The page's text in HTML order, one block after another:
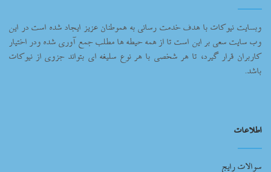
وبسایت نیوکات با هدف خدمت رسانی به هموطنان عزیز ایجاد شده است در این
وب سایت سعی بر این است تا از همه حیطه ها مطلب جمع آوری شده ودر اختیار
کاربران قرار گیرد، تا هر شخصی با هر نوع سلیغه ای بتواند جزوی از نیوکات
باشد.
اطلاعات
سوالات رایج